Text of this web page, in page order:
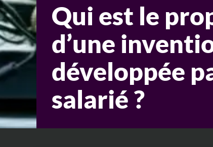
Qui est le
d’une
développée
salarié ?